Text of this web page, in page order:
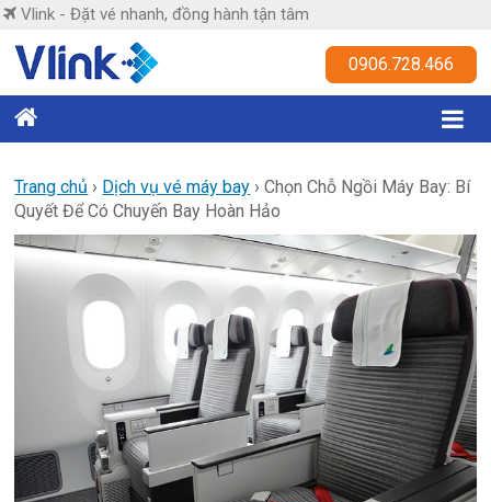
Skip
content
Vlink - Đặt vé nhanh, đồng hành tận tâm
Vlink
nhanh,
đồng
hành
tận
0906.728.466
Trang chủ › Dịch vụ vé máy bay ›Chọn Chỗ Ngồi Máy Bay: Bí
Quyết Để Có Chuyến Bay Hoàn Hảo